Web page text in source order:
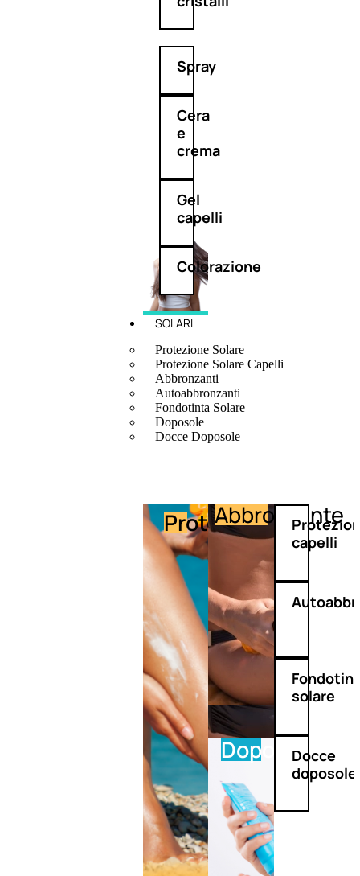
Spray
Cera
e
crema
Gel
capelli
Colorazione
SOLARI
Protezione Solare
Protezione Solare Capelli
Abbronzanti
Autoabbronzanti
Fondotinta Solare
Doposole
Docce Doposole
Protezione
Abbronzante
Doposole
capelli
solare
Docce
doposole